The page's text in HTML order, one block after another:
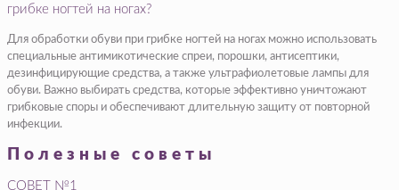
грибке ногтей на ногах?
Для обработки обуви при грибке ногтей на ногах можно использовать
специальные антимикотические спреи, порошки, антисептики,
дезинфицирующие средства, а также ультрафиолетовые лампы для
обуви. Важно выбирать средства, которые эффективно уничтожают
грибковые споры и обеспечивают длительную защиту от повторной
инфекции.
Полезные советы
СОВЕТ №1